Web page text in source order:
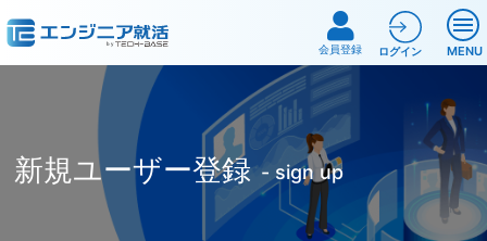
MENU
会員登録 ログイン
新規ユーザー登録 - sign up